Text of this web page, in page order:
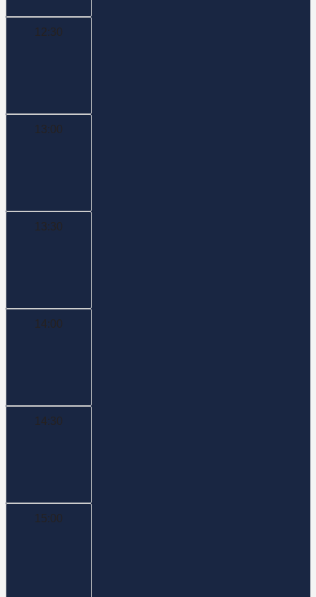
12:30
13:00
13:30
14:00
14:30
15:00